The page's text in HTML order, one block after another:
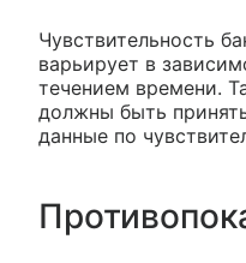
Чувствительность
варьирует в
течением времени.
должны быть
данные по